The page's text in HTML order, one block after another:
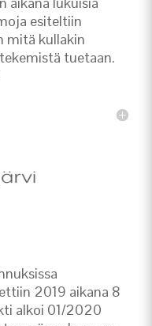
esiteltiin
mitä kullakin
tuetaan.
2019 aikana 8
alkoi 01/2020